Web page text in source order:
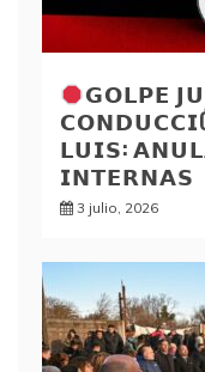
𝗚𝗢𝗟𝗣𝗘
𝗟𝗨𝗜𝗦:
𝗜𝗡𝗧𝗘𝗥𝗡𝗔𝗦
3 julio, 2026